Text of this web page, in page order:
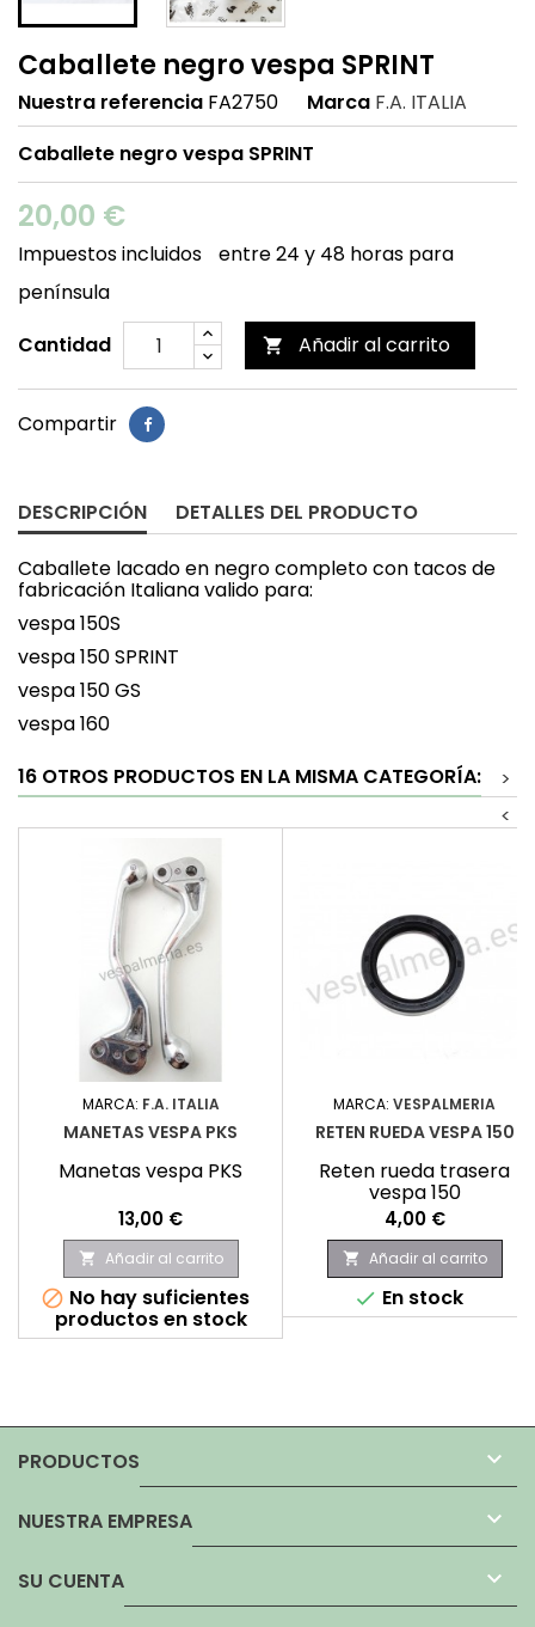
Caballete negro vespa SPRINT
Nuestra referencia FA2750 Marca F.A. ITALIA
Caballete negro vespa SPRINT
20,00 €
Impuestos incluidos
entre 24 y 48 horas para
península
Cantidad
 Añadir al carrito
Compartir
DESCRIPCIÓN DETALLES DEL PRODUCTO
Caballete lacado en negro completo con tacos de
fabricación Italiana valido para:
vespa 150S
vespa 150 SPRINT
vespa 150 GS
vespa 160
16 OTROS PRODUCTOS EN LA MISMA CATEGORÍA:
>
<
MARCA: F.A. ITALIA
MANETAS VESPA PKS
Manetas vespa PKS
Precio
13,00 €
 Añadir al carrito
 No hay suficientes
productos en stock
MARCA: VESPALMERIA
RETEN RUEDA VESPA 150
Reten rueda trasera
vespa 150
Precio
4,00 €
 Añadir al carrito
 En stock
PRODUCTOS 
NUESTRA EMPRESA 
SU CUENTA 